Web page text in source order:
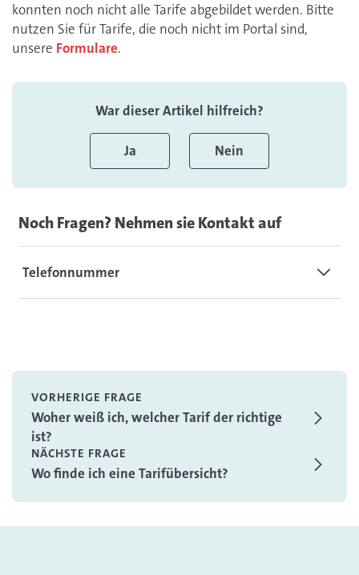
Noch Fragen? Nehmen sie Kontakt auf
Telefonnummer
konnten noch nicht alle Tarife abgebildet werden. Bitte
nutzen Sie für Tarife, die noch nicht im Portal sind,
unsere Formulare.
War dieser Artikel hilfreich?
Ja Nein
VORHERIGE FRAGE
Woher weiß ich, welcher Tarif der richtige
ist?
NÄCHSTE FRAGE
Wo finde ich eine Tarifübersicht?